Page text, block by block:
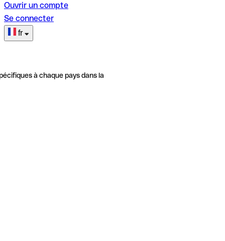
Ouvrir un compte
Se connecter
fr
à chaque pays dans la